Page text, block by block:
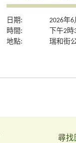
日期:
2026年
時間:
下午2
地點:
瑞和街
尋找